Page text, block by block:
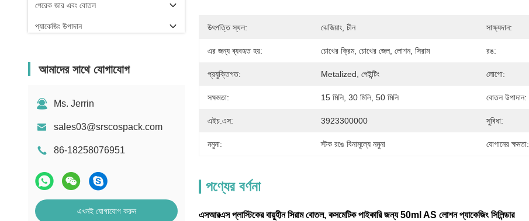
পেরেক জার এবং বোতল
প্যাকেজিং উপাদান
আমাদের সাথে যোগাযোগ
Ms. Jerrin
sales03@srscospack.com
86-18258076951
এখনই যোগাযোগ করুন
উৎপত্তি স্থল: ঝেজিয়াং, চীন সাক্ষ্যদান:
এর জন্য ব্যবহৃত হয়: চোখের ক্রিম, চোখের জেল, লোশন, সিরাম রঙ:
প্রযুক্তিগত: Metalized, পেইন্টিং লোগো:
সক্ষমতা: 15 মিলি, 30 মিলি, 50 মিলি বোতল উপাদান:
এইচ.এস: 3923300000 সুবিধা:
নমুনা: স্টক রঙে বিনামূল্যে নমুনা যোগানের ক্ষমতা:
পণ্যের বর্ণনা
এসআরএস প্লাস্টিকের বায়ুহীন সিরাম বোতল, কসমেটিক পাইকারি জন্য 50ml AS লোশন প্যাকেজিং সিলিন্ডার